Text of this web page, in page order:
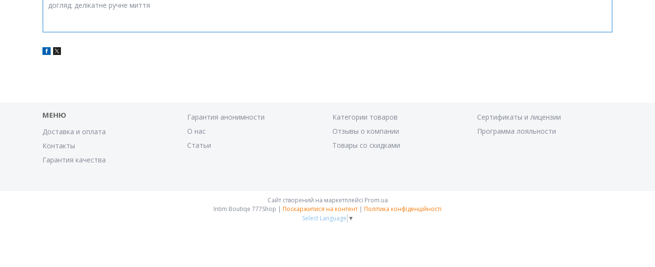
догляд: делікатне ручне миття
МЕНЮ
Доставка и оплата
Контакты
Гарантия качества
Гарантия анонимности
О нас
Статьи
Категории товаров
Отзывы о компании
Товары со скидками
Сертификаты и лицензии
Программа лояльности
Сайт створений на маркетплейсі Prom.ua
Intim Boutiqe 777Shop | Поскаржитися на контент | Політика конфіденційності
Select Language ▼